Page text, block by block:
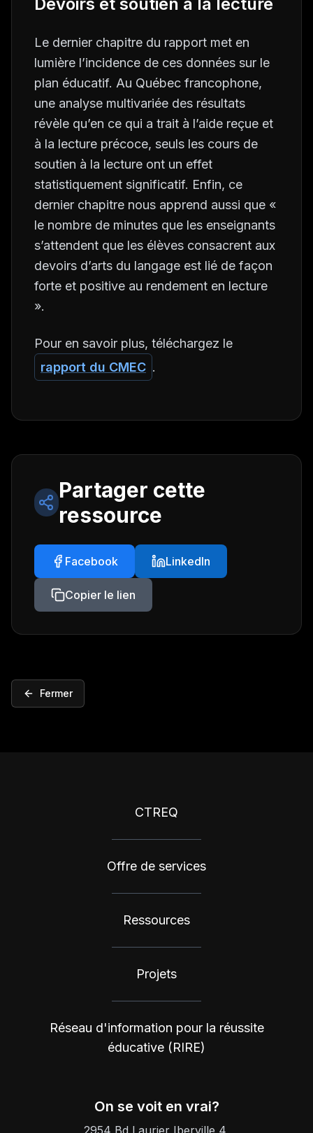
Le dernier chapitre du rapport met en
lumière l’incidence de ces données sur le
plan éducatif. Au Québec francophone,
une analyse multivariée des résultats
révèle qu’en ce qui a trait à l’aide reçue et
à la lecture précoce, seuls les cours de
soutien à la lecture ont un effet
statistiquement significatif. Enfin, ce
dernier chapitre nous apprend aussi que «
le nombre de minutes que les enseignants
s’attendent que les élèves consacrent aux
devoirs d’arts du langage est lié de façon
forte et positive au rendement en lecture
».
Pour en savoir plus, téléchargez le
rapport du CMEC .
Partager cette
ressource
Facebook LinkedIn
Copier le lien
Fermer
CTREQ
Offre de services
Ressources
Projets
Réseau d'information pour la réussite
éducative (RIRE)
On se voit en vrai?
2954 Bd Laurier Iberville 4,